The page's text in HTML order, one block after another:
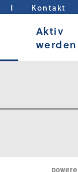
I Kontakt
Aktiv
werden